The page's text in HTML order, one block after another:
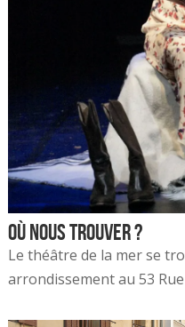
Où nous trouver ?
Le théâtre de la mer se
arrondissement au 53